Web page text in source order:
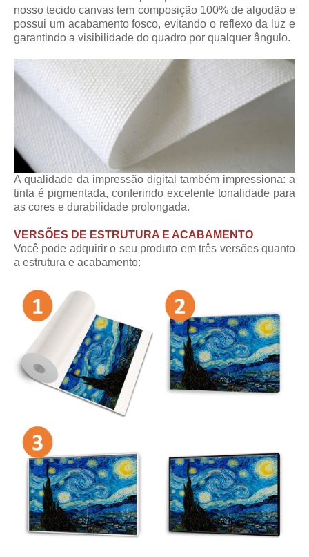
nosso tecido canvas tem composição 100% de algodão e
possui um acabamento fosco, evitando o reflexo da luz e
garantindo a visibilidade do quadro por qualquer ângulo.
A qualidade da impressão digital também impressiona: a
tinta é pigmentada, conferindo excelente tonalidade para
as cores e durabilidade prolongada.
VERSÕES DE ESTRUTURA E ACABAMENTO
Você pode adquirir o seu produto em três versões quanto
a estrutura e acabamento: